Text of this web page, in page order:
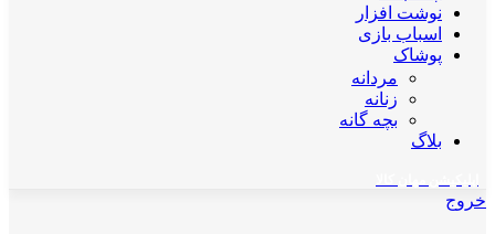
نوشت افزار
اسباب بازی
پوشاک
مردانه
زنانه
بچه گانه
بلاگ
خروج